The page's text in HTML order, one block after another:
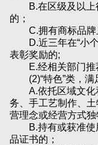
B.在区级及以上
的；
C.拥有商标品牌
D.近三年在“小个
表彰奖励的;
E.经相关部门推
(2)“特色”类，满
A.依托区域文化
务、手工艺制作、
营理念或经营方式独
B.持有或获准使
品证书的；